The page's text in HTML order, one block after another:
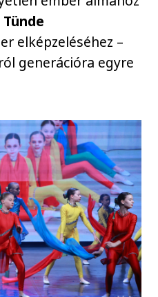
Tünde
elképzeléséhez –
generációra egyre